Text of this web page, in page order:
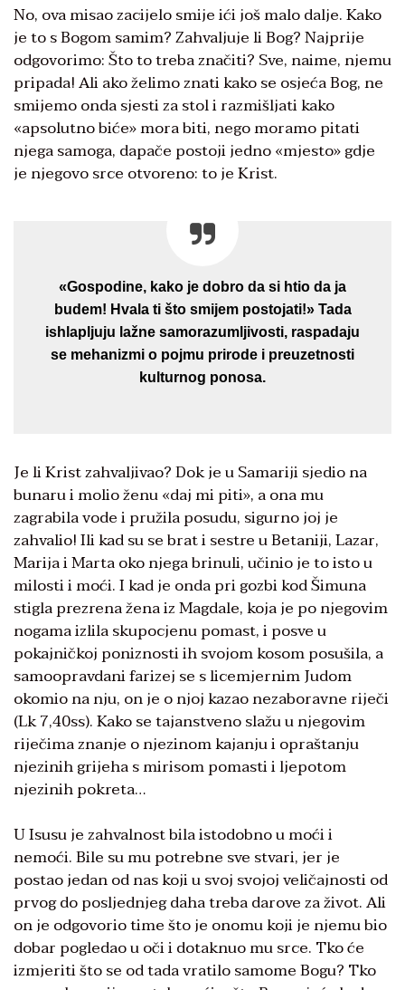
No, ova misao zacijelo smije ići još malo dalje. Kako
je to s Bogom samim? Zahvaljuje li Bog? Najprije
odgovorimo: Što to treba značiti? Sve, naime, njemu
pripada! Ali ako želimo znati kako se osjeća Bog, ne
smijemo onda sjesti za stol i razmišljati kako
«apsolutno biće» mora biti, nego moramo pitati
njega samoga, dapače postoji jedno «mjesto» gdje
je njegovo srce otvoreno: to je Krist.
«Gospodine, kako je dobro da si htio da ja
budem! Hvala ti što smijem postojati!» Tada
ishlapljuju lažne samorazumljivosti, raspadaju
se mehanizmi o pojmu prirode i preuzetnosti
kulturnog ponosa.
Je li Krist zahvaljivao? Dok je u Samariji sjedio na
bunaru i molio ženu «daj mi piti», a ona mu
zagrabila vode i pružila posudu, sigurno joj je
zahvalio! Ili kad su se brat i sestre u Betaniji, Lazar,
Marija i Marta oko njega brinuli, učinio je to isto u
milosti i moći. I kad je onda pri gozbi kod Šimuna
stigla prezrena žena iz Magdale, koja je po njegovim
nogama izlila skupocjenu pomast, i posve u
pokajničkoj poniznosti ih svojom kosom posušila, a
samoopravdani farizej se s licemjernim Judom
okomio na nju, on je o njoj kazao nezaboravne riječi
(Lk 7,40ss). Kako se tajanstveno slažu u njegovim
riječima znanje o njezinom kajanju i opraštanju
njezinih grijeha s mirisom pomasti i ljepotom
njezinih pokreta…
U Isusu je zahvalnost bila istodobno u moći i
nemoći. Bile su mu potrebne sve stvari, jer je
postao jedan od nas koji u svoj svojoj veličajnosti od
prvog do posljednjeg daha treba darove za život. Ali
on je odgovorio time što je onomu koji je njemu bio
dobar pogledao u oči i dotaknuo mu srce. Tko će
izmjeriti što se od tada vratilo samome Bogu? Tko